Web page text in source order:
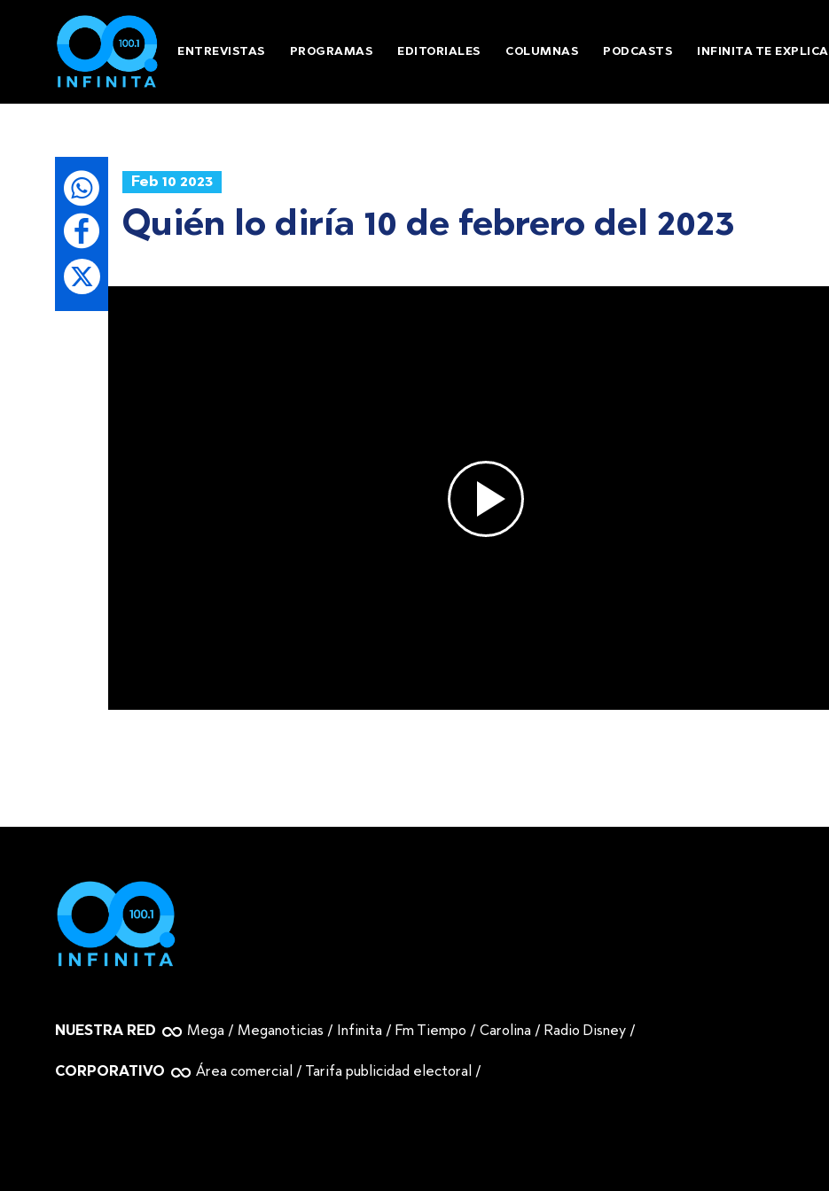
ENTREVISTAS PROGRAMAS EDITORIALES COLUMNAS PODCASTS INFINITA TE EXPLICA
Feb 10 2023
Quién lo diría 10 de febrero del 2023
NUESTRA RED Mega / Meganoticias / Infinita / Fm Tiempo /Carolina / Radio Disney /
CORPORATIVO Área comercial / Tarifa publicidad electoral /